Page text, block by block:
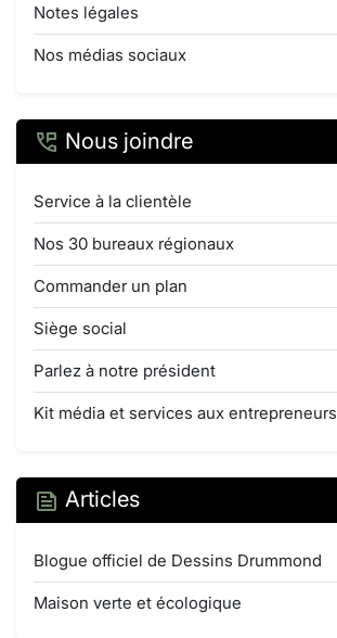
Notes légales
Nos médias sociaux
Nous joindre
Service à la clientèle
Nos 30 bureaux régionaux
Commander un plan
Siège social
Parlez à notre président
Kit média et services aux entrepreneurs
Articles
Blogue officiel de Dessins Drummond
Maison verte et écologique